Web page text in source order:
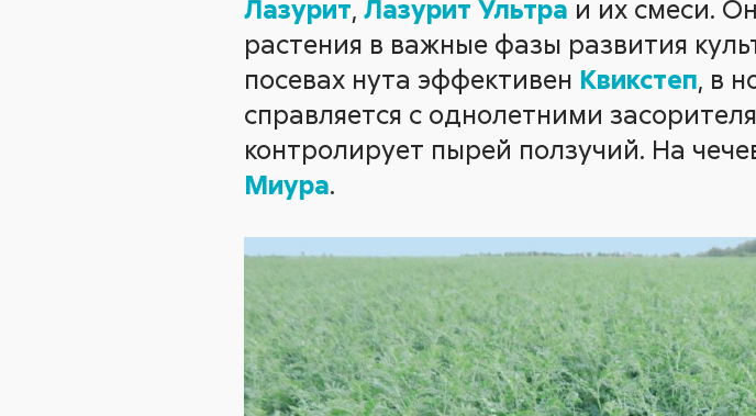
Лазурит Лазурит Ультра и их смеси.
растения в важные фазы развития
посевах нута эффективен Квикстеп , в
справляется с однолетними
контролирует пырей ползучий. На
Миура.